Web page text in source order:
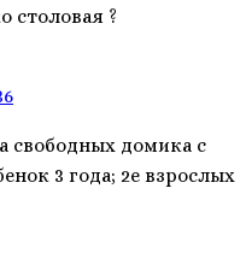
столовая ?
свободных домика с
3 года; 2е взрослых